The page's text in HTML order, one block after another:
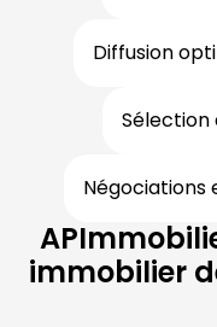
Diffusion
Sélection
Négociations
immobilier